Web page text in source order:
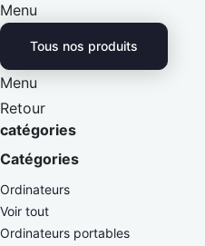
Menu
Tous nos produits
Menu
Retour
catégories
Catégories
Ordinateurs
Voir tout
Ordinateurs portables